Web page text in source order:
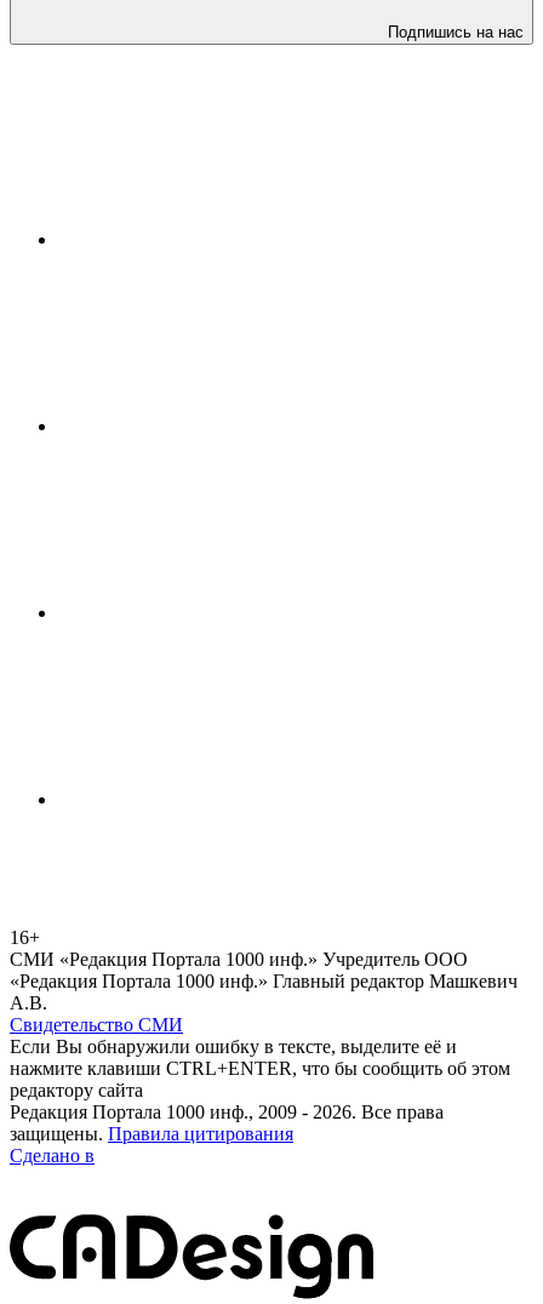
Подпишись на нас
16+
СМИ «Редакция Портала 1000 инф.» Учредитель ООО
«Редакция Портала 1000 инф.» Главный редактор Машкевич
А.В.
Свидетельство СМИ
Если Вы обнаружили ошибку в тексте, выделите её и
нажмите клавиши CTRL+ENTER, что бы сообщить об этом
редактору сайта
Редакция Портала 1000 инф., 2009 - 2026. Все права
защищены. Правила цитирования
Сделано в